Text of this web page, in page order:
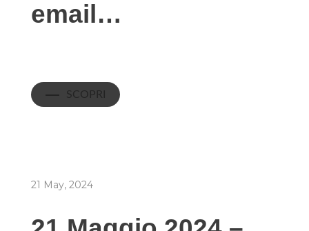
email…
SCOPRI
21 May, 2024